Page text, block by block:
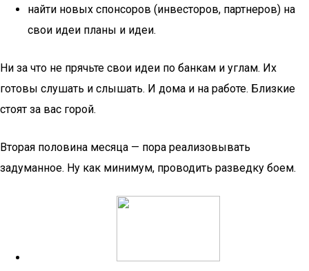
найти новых спонсоров (инвесторов, партнеров) на
свои идеи планы и идеи.
Ни за что не прячьте свои идеи по банкам и углам. Их
готовы слушать и слышать. И дома и на работе. Близкие
стоят за вас горой.
Вторая половина месяца — пора реализовывать
задуманное. Ну как минимум, проводить разведку боем.